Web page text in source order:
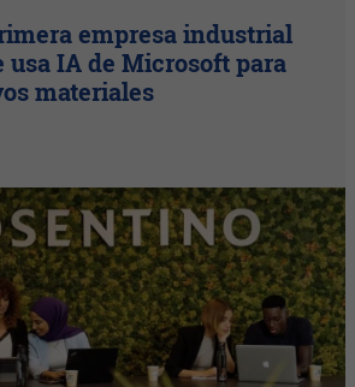
empresa industrial
usa IA de Microsoft para
materiales